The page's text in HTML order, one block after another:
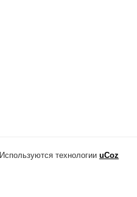
Используются технологии uCoz